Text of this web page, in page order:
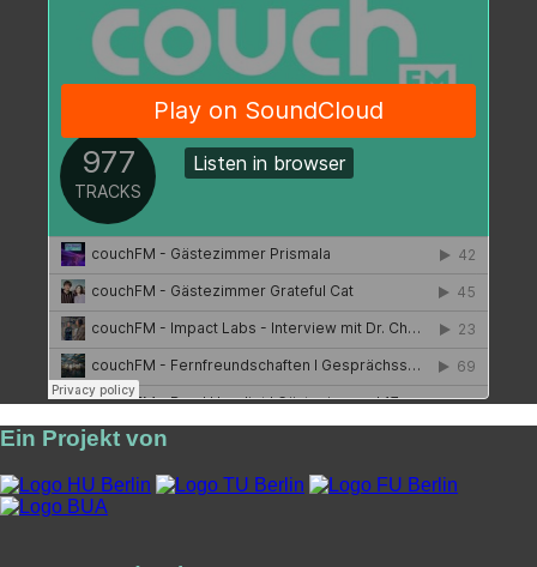
Ein Projekt von